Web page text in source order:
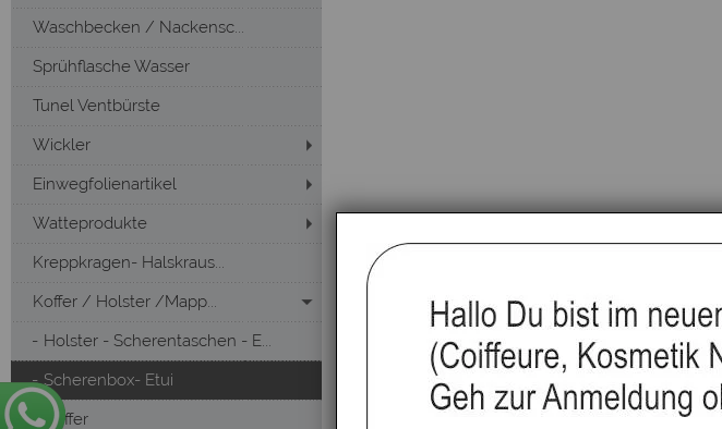
Waschbecken / Nackensc...
Sprühflasche Wasser
Tunel Ventbürste
Wickler
Einwegfolienartikel
Watteprodukte
Kreppkragen- Halskraus...
Koffer / Holster /Mapp...
Holster - Scherentaschen - E...
Scherenbox- Etui
Koffer